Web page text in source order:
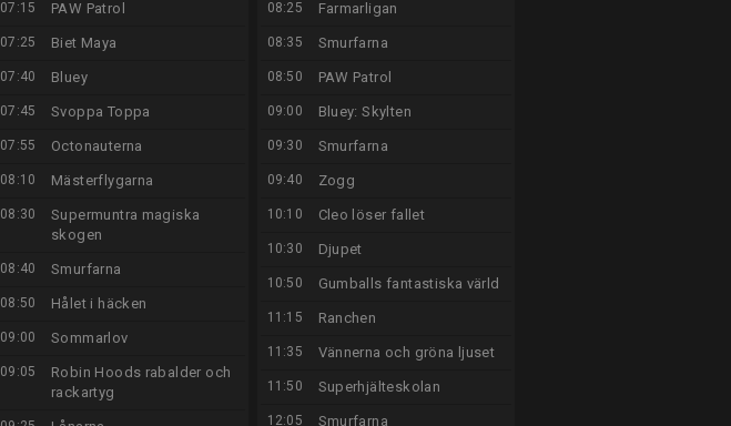
07:15 PAW Patrol
07:25 Biet Maya
07:40 Bluey
07:45 Svoppa Toppa
07:55 Octonauterna
08:10 Mästerflygarna
08:30
Supermuntra magiska
skogen
08:40 Smurfarna
08:50 Hålet i häcken
09:00 Sommarlov
09:05
Robin Hoods rabalder och
rackartyg
08:25 Farmarligan
08:35 Smurfarna
08:50 PAW Patrol
09:00 Bluey: Skylten
09:30 Smurfarna
09:40 Zogg
10:10 Cleo löser fallet
10:30 Djupet
10:50 Gumballs fantastiska värld
11:15 Ranchen
11:35 Vännerna och gröna ljuset
11:50 Superhjälteskolan
12:05 Smurfarna